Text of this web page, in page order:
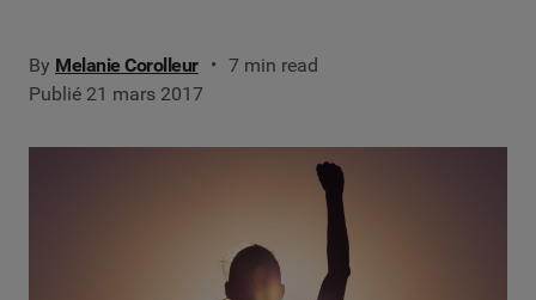
By Melanie Corolleur
7 min read
Publié 21 mars 2017